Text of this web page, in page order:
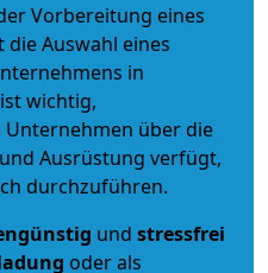
Vorbereitung eines
Auswahl eines
in
wichtig,
Unternehmen über die
Ausrüstung verfügt,
durchzuführen.
und stressfrei
oder als